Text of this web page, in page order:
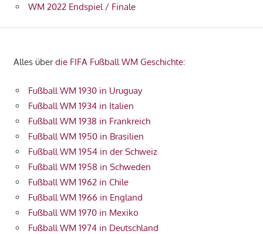
WM 2022 Endspiel / Finale
Alles überdie FIFA Fußball WM Geschichte:
Fußball WM 1930 in Uruguay
Fußball WM 1934 in Italien
Fußball WM 1938 in Frankreich
Fußball WM 1950 in Brasilien
Fußball WM 1954 in der Schweiz
Fußball WM 1958 in Schweden
Fußball WM 1962 in Chile
Fußball WM 1966 in England
Fußball WM 1970 in Mexiko
Fußball WM 1974 in Deutschland